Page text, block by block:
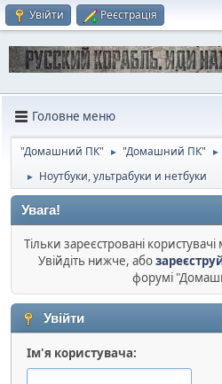
Увійти Реєстрація
Головне меню
"Домашний ПК" ► "Домашний ПК" ►
► Ноутбуки, ультрабуки и нетбуки
Увага!
Тільки зареєстровані
Увійдіть нижче, або
форумі
Увійти
Ім'я користувача: